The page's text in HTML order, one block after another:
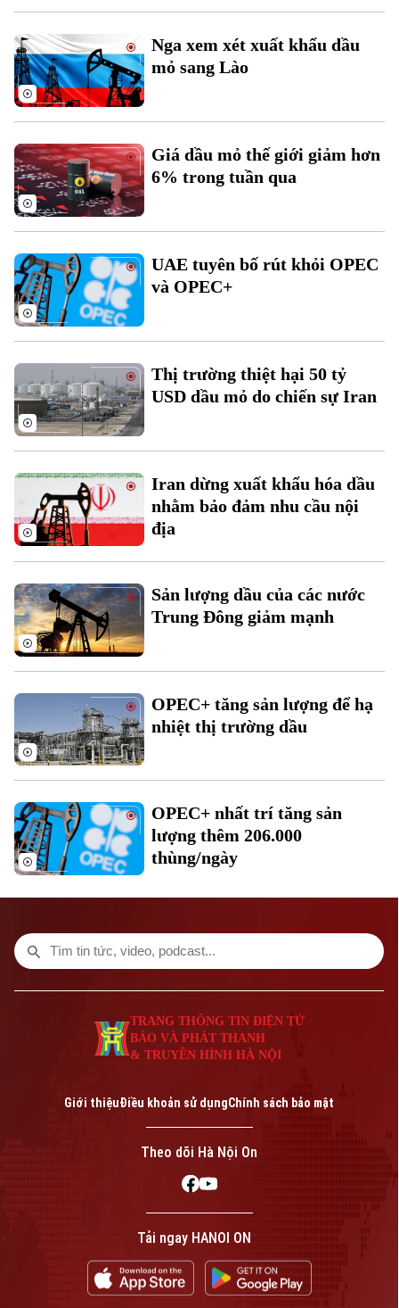
Theo dõi Hà Nội On
Âm nhạc
Tòa soạn
0865.116.699 (hotline) 0865.116.699
phép số: Số 63/GP-TTDT, cấp ngày 10/05/2023
TRANG THÔNG TIN ĐIỆN TỬ
CỦA CƠ QUAN BÁO VÀ PHÁT THANH TRUYỀN HÌNH HÀ NỘI
Số 3-5 Huỳnh Thúc Kháng-Phường Láng-Hà Nội
Nga xem xét xuất khẩu dầu
mỏ sang Lào
Giá dầu mỏ thế giới giảm hơn
6% trong tuần qua
UAE tuyên bố rút khỏi OPEC
và OPEC+
Thị trường thiệt hại 50 tỷ
USD dầu mỏ do chiến sự Iran
Iran dừng xuất khẩu hóa dầu
nhằm bảo đảm nhu cầu nội
địa
Sản lượng dầu của các nước
Trung Đông giảm mạnh
OPEC+ tăng sản lượng để hạ
nhiệt thị trường dầu
OPEC+ nhất trí tăng sản
lượng thêm 206.000
thùng/ngày
TRANG THÔNG TIN ĐIỆN TỬ
BÁO VÀ PHÁT THANH
& TRUYỀN HÌNH HÀ NỘI
Giới thiệuĐiều khoản sử dụngChính sách bảo mật
Theo dõi Hà Nội On
Tải ngay HANOI ON